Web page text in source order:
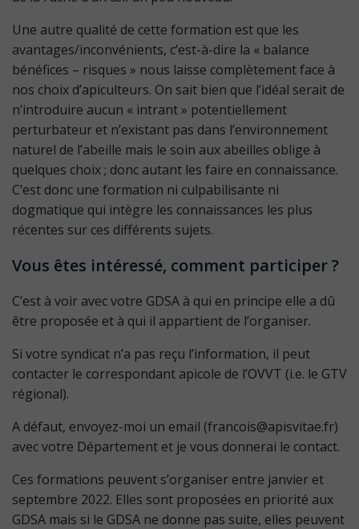
Une autre qualité de cette formation est que les
avantages/inconvénients, c’est-à-dire la « balance
bénéfices – risques » nous laisse complètement face à
nos choix d’apiculteurs. On sait bien que l’idéal serait de
n’introduire aucun « intrant » potentiellement
perturbateur et n’existant pas dans l’environnement
naturel de l’abeille mais le soin aux abeilles oblige à
quelques choix ; donc autant les faire en connaissance.
C’est donc une formation ni culpabilisante ni
dogmatique qui intègre les connaissances les plus
récentes sur ces différents sujets.
Vous êtes intéressé, comment participer ?
C’est à voir avec votre GDSA à qui en principe elle a dû
être proposée et à qui il appartient de l’organiser.
Si votre syndicat n’a pas reçu l’information, il peut
contacter le correspondant apicole de l’OVVT (i.e. le GTV
régional).
A défaut, envoyez-moi un email (francois@apisvitae.fr)
avec votre Département et je vous donnerai le contact.
Ces formations peuvent s’organiser entre janvier et
septembre 2022. Elles sont proposées en priorité aux
GDSA mais si le GDSA ne donne pas suite, elles peuvent